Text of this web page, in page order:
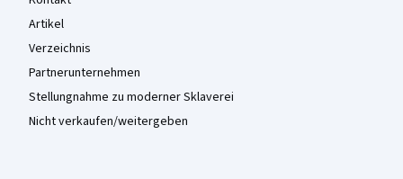
Artikel
Verzeichnis
Partnerunternehmen
Stellungnahme zu moderner Sklaverei
Nicht verkaufen/weitergeben